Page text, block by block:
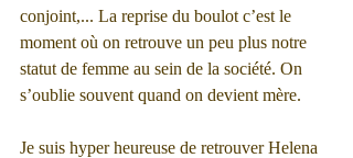
conjoint,... La reprise du boulot c’est le
moment où on retrouve un peu plus notre
statut de femme au sein de la société. On
s’oublie souvent quand on devient mère.
Je suis hyper heureuse de retrouver Helena